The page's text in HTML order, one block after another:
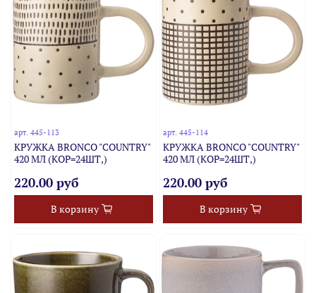
арт.445-113
КРУЖКА BRONCO "COUNTRY"
420 МЛ (КОР=24ШТ,)
220.00 руб
В корзину
арт. 445-114
КРУЖКА BRONCO "COUNTRY"
420 МЛ (КОР=24ШТ,)
220.00 руб
В корзину